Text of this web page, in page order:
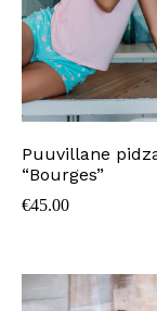
Puuvillane
“Bourges”
€45.00